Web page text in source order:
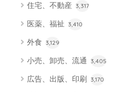
住宅、不動産 3,317
医薬、福祉 3,410
外食 3,129
小売、卸売、流通 3,405
広告、出版、印刷 3,170